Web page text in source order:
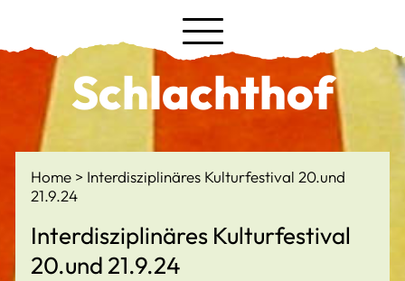
Schlachthof
Home
Interdisziplinäres Kulturfestival 20.und
21.9.24
Interdisziplinäres Kulturfestival
20.und 21.9.24